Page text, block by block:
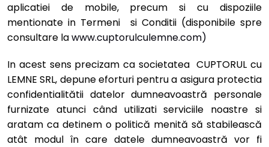
aplicatiei de mobile, precum si cu dispoziile
mentionate in Termeni si Conditii (disponibile spre
consultare lawww.cuptorulculemne.com)
In acest sens precizam ca societatea CUPTORUL cu
LEMNE SRL, depune eforturi pentru a asigura protectia
confidentialitătii datelor dumneavoastră personale
furnizate atunci când utilizati serviciile noastre si
aratam ca detinem o politică menită să stabilească
atât modul în care datele dumneavoastră vor fi